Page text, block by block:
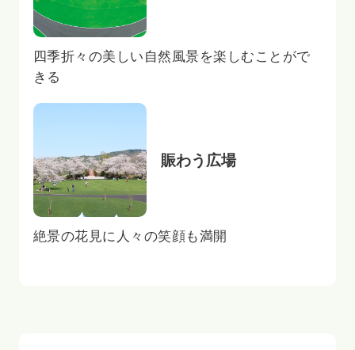
四季折々の美しい自然風景を楽しむことがで
きる
賑わう広場
絶景の花見に人々の笑顔も満開